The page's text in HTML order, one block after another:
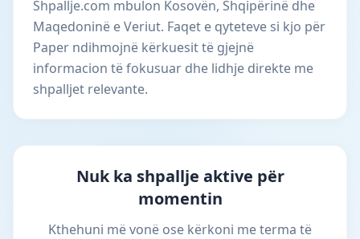
Shpallje.com mbulon Kosovën, Shqipërinë dhe
Maqedoninë e Veriut. Faqet e qyteteve si kjo për
Paper ndihmojnë kërkuesit të gjejnë
informacion të fokusuar dhe lidhje direkte me
shpalljet relevante.
Nuk ka shpallje aktive për
momentin
Kthehuni më vonë ose kërkoni me terma të